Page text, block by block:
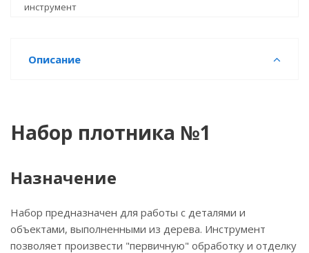
инструмент
Описание
Набор плотника №1
Назначение
Набор предназначен для работы с деталями и
объектами, выполненными из дерева. Инструмент
позволяет произвести "первичную" обработку и отделку